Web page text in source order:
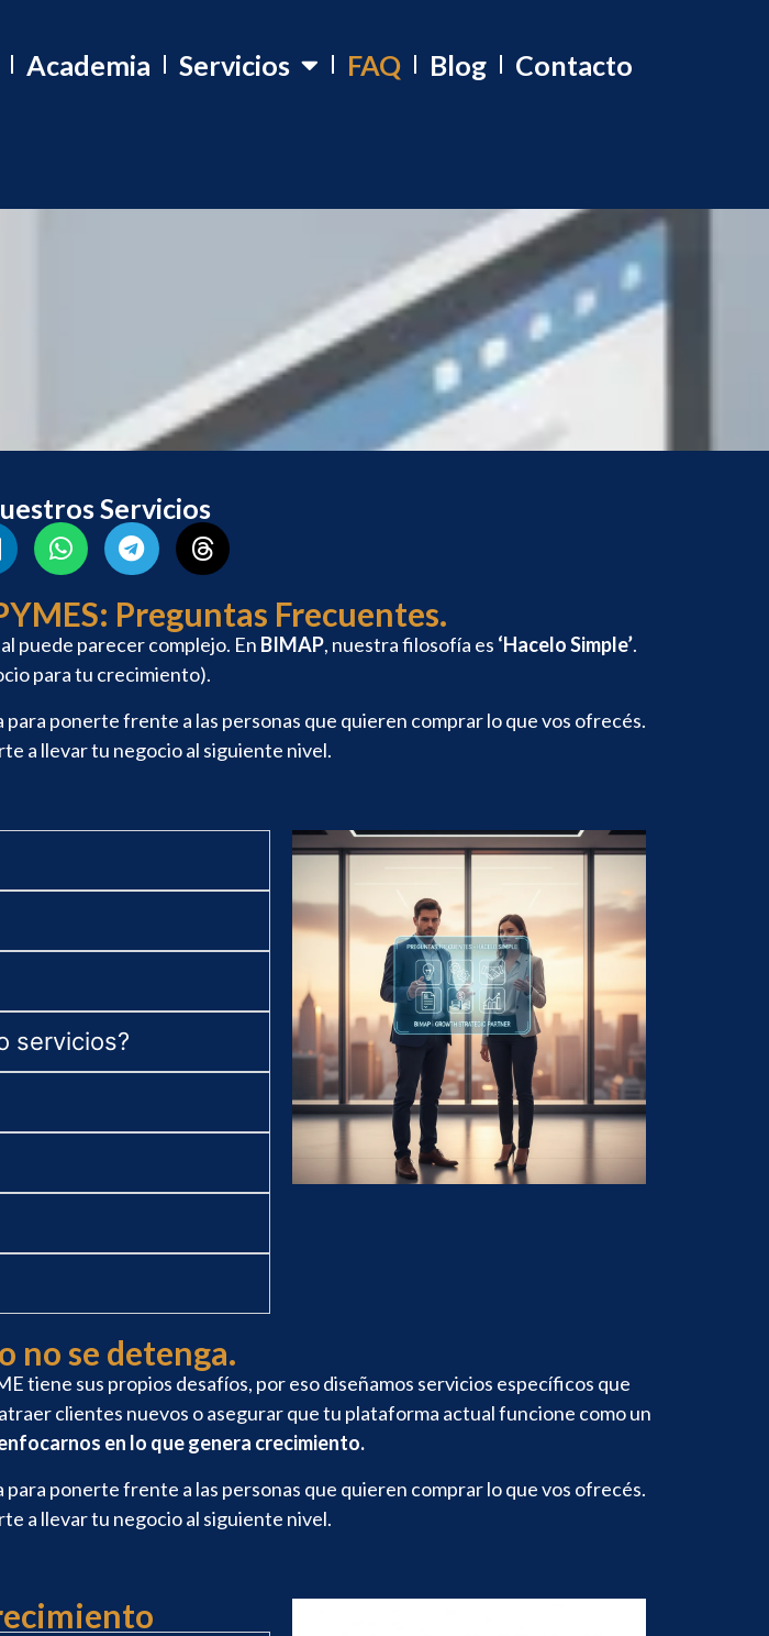
Academia Servicios FAQ Blog Contacto
Servicios
Preguntas Frecuentes.
puede parecer complejo. En BIMAP, nuestra filosofía es ‘Hacelo Simple’.
para tu crecimiento).
ponerte frente a las personas que quieren comprar lo que vos ofrecés.
a llevar tu negocio al siguiente nivel.
servicios?
no se detenga.
tiene sus propios desafíos, por eso diseñamos servicios específicos que
clientes nuevos o asegurar que tu plataforma actual funcione como un
en lo que genera crecimiento.
ponerte frente a las personas que quieren comprar lo que vos ofrecés.
a llevar tu negocio al siguiente nivel.